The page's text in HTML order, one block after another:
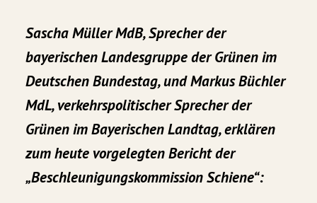
Sascha Müller MdB, Sprecher der
bayerischen Landesgruppe der Grünen im
Deutschen Bundestag, und Markus Büchler
MdL, verkehrspolitischer Sprecher der
Grünen im Bayerischen Landtag, erklären
zum heute vorgelegten Bericht der
„Beschleunigungskommission Schiene“: